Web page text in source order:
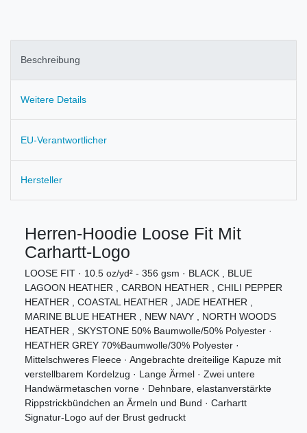
Beschreibung
Weitere Details
EU-Verantwortlicher
Hersteller
Herren-Hoodie Loose Fit Mit
Carhartt-Logo
LOOSE FIT · 10.5 oz/yd² - 356 gsm · BLACK , BLUE
LAGOON HEATHER , CARBON HEATHER , CHILI PEPPER
HEATHER , COASTAL HEATHER , JADE HEATHER ,
MARINE BLUE HEATHER , NEW NAVY , NORTH WOODS
HEATHER , SKYSTONE 50% Baumwolle/50% Polyester ·
HEATHER GREY 70%Baumwolle/30% Polyester ·
Mittelschweres Fleece · Angebrachte dreiteilige Kapuze mit
verstellbarem Kordelzug · Lange Ärmel · Zwei untere
Handwärmetaschen vorne · Dehnbare, elastanverstärkte
Rippstrickbündchen an Ärmeln und Bund · Carhartt
Signatur-Logo auf der Brust gedruckt